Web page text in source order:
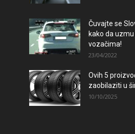
Čuvajte se
kako da
vozačima!
23/04/2022
Ovih 5
zaobilaziti u
10/10/2025